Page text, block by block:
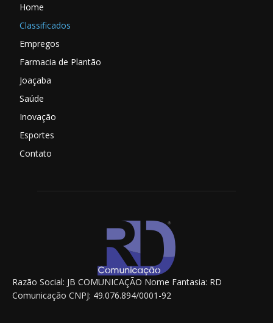
Home
Classificados
Empregos
Farmacia de Plantão
Joaçaba
Saúde
Inovação
Esportes
Contato
Razão Social: JB COMUNICAÇÃO Nome Fantasia: RD
Comunicação CNPJ: 49.076.894/0001-92